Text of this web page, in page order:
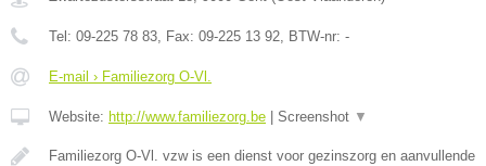
Tel: 09-225 78 83 , Fax: 09-225 13 92 , BTW-nr: -
E-mail › Familiezorg O-Vl.
Website: http://www.familiezorg.be Screenshot ▼
Familiezorg O-Vl. vzw is een dienst voor gezinszorg en aanvullende